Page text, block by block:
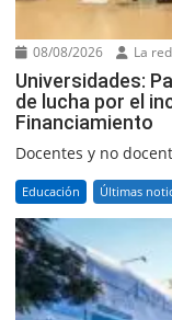
08/08/2026 La
Universidades:
de lucha por el
Financiamiento
Docentes y no
Educación Últimas